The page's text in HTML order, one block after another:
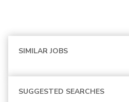
SIMILAR JOBS
SUGGESTED SEARCHES